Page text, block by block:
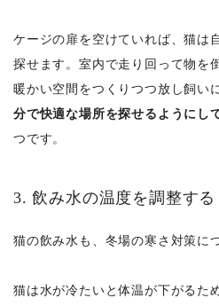
ケージの扉を空けていれば、猫は
探せます。室内で走り回って物を
暖かい空間をつくりつつ放し飼い
分で快適な場所を探せるようにし
つです。
3. 飲み水の温度を調整する
猫の飲み水も、冬場の寒さ対策に
猫は水が冷たいと体温が下がるた